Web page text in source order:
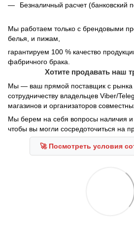
Безналичный расчет (банковский
Мы работаем только с брендовыми
белья, и пижам,
гарантируем 100 % качество
фабричного брака.
Хотите продавать наш
Мы — ваш прямой поставщик с рынка
сотрудничеству владельцев Viber/
магазинов и организаторов
Мы берем на себя вопросы наличия и
чтобы вы могли сосредоточиться на
🚀 Посмотреть условия